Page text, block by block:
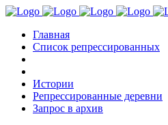
Главная
Список репрессированных
Истории
Репрессированные деревни
Запрос в архив